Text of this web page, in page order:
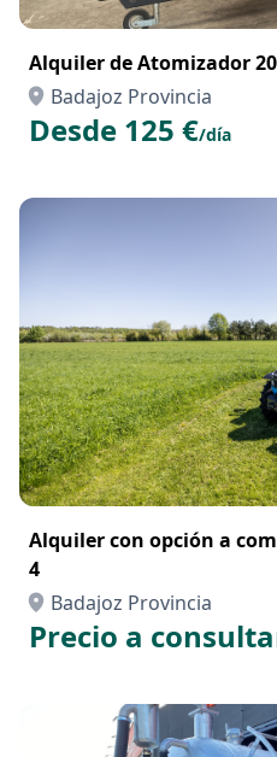
Alquiler de Atomizador
Badajoz Provincia
Desde 125 €/día
Alquiler con opción a
4
Badajoz Provincia
Precio a